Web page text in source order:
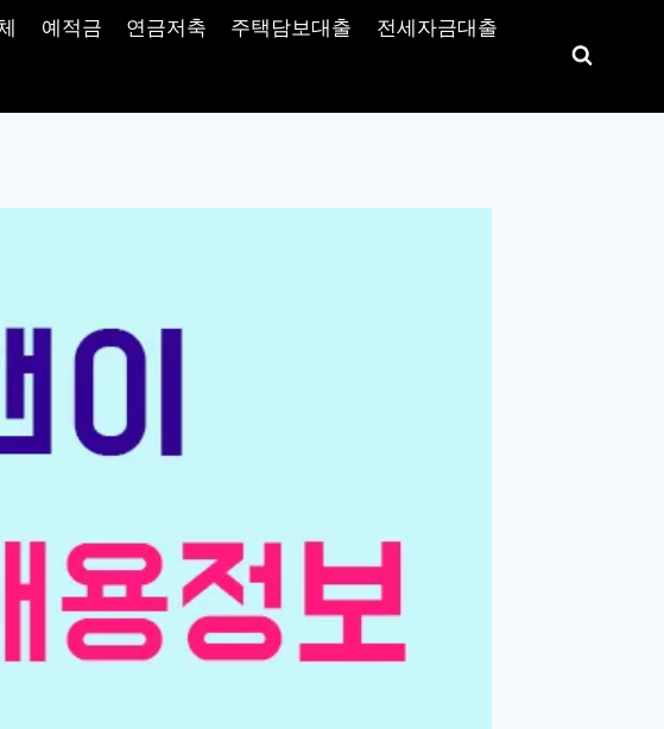
예적금 연금저축 주택담보대출 전세자금대출